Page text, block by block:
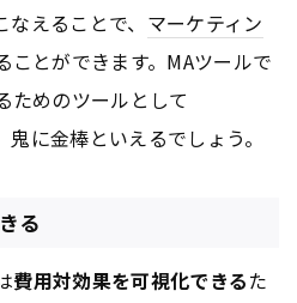
えることで、 マーケティン
ことができます。MAツールで
ためのツールとして
に金棒といえるでしょう。
る
費用対効果を可視化できるた